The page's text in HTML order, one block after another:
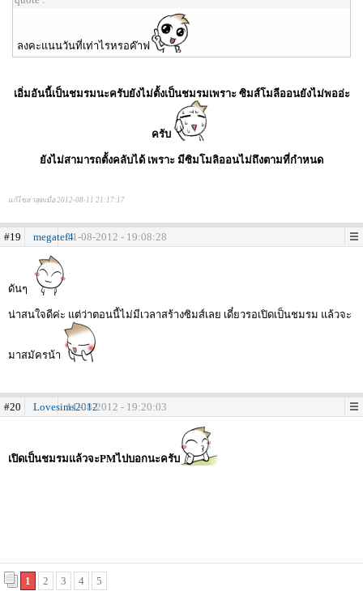
ลงคะแนนวันที่เท่าไรหรอค๊าฟ
เอิ่มอันนี้เป็นชมรมนะครับยังไม่ตั้งเป็นชมรมเพราะ ซิมส์โมลีออนยังไม่พออ่ะ
ครับ
ยังไม่สามารถตั้งคลับได้ เพราะ มีซิมโมลิออนไม่ถึงตามที่กำหนด
แก้ไขล่าสุดเมื่อ 2012-08-11 21:17:17
#19 megatef411-08-2012 - 19:08:28
ดันๆ
น่าสนใจดีค่ะ แต่ว่าตอนนี้ไม่มีเวลาสร้างซิมส์เลย เดี๋ยวรอเปิดเป็นชมรม แล้วจะ
มาสมัครน้า
#20 Lovesims201211-08-2012 - 19:20:03
เปิดเป็นชมรมแล้วจะPMไปบอกนะครับ
1 2 3 4 5